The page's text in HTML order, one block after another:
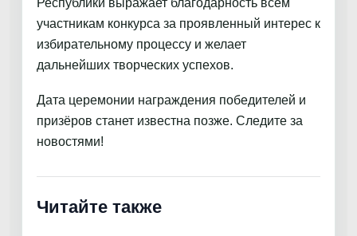
Республики выражает благодарность всем
участникам конкурса за проявленный интерес к
избирательному процессу и желает
дальнейших творческих успехов.
Дата церемонии награждения победителей и
призёров станет известна позже. Следите за
новостями!
Читайте также